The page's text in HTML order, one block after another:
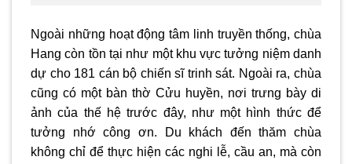
Ngoài những hoạt động tâm linh truyền thống, chùa
Hang còn tồn tại như một khu vực tưởng niệm danh
dự cho 181 cán bộ chiến sĩ trinh sát. Ngoài ra, chùa
cũng có một bàn thờ Cửu huyền, nơi trưng bày di
ảnh của thế hệ trước đây, như một hình thức để
tưởng nhớ công ơn. Du khách đến thăm chùa
không chỉ để thực hiện các nghi lễ, cầu an, mà còn